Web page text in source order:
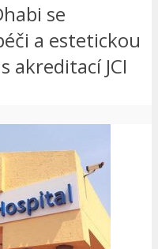
se
a estetickou
akreditací JCI